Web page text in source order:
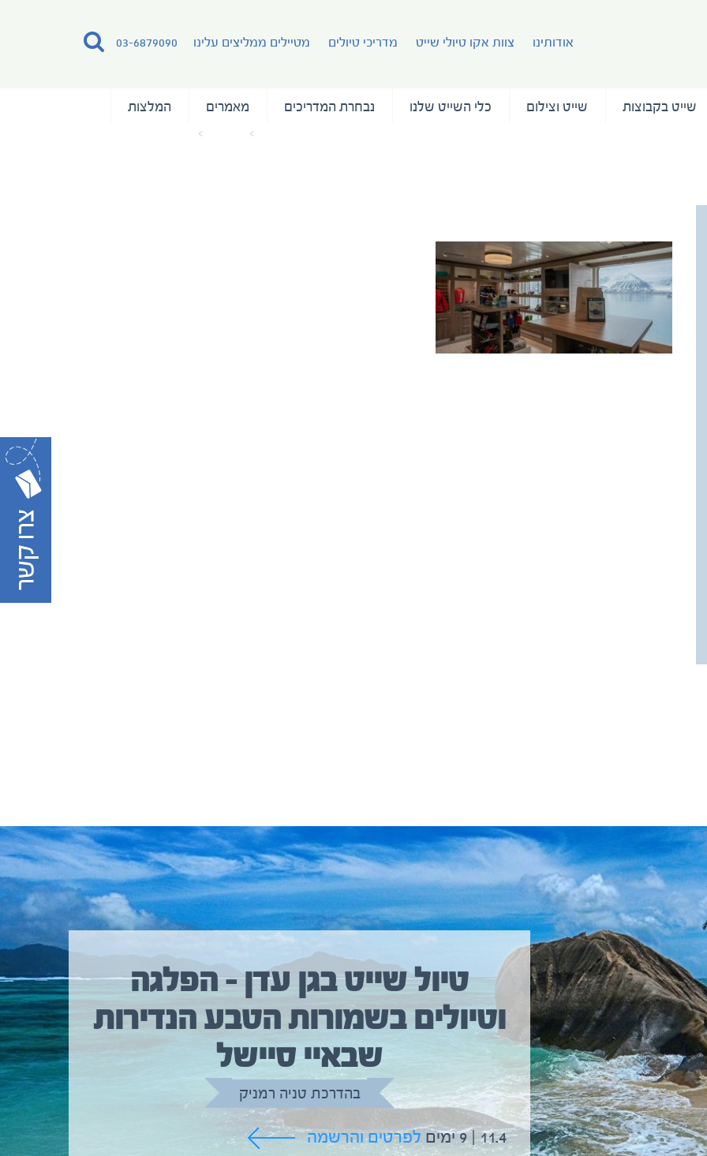
03-6879090 אודותינו צוות אקו טיולי שייט מדריכי טיולים מטיילים ממליצים עלינו
שייט בקבוצות שייט וצילום כלי השייט שלנו נבחרת המדריכים מאמרים המלצות
טיול שייט בגן עדן – הפלגה
וטיולים בשמורות הטבע הנדירות
שבאיי סיישל
בהדרכת טניה רמניק
11.4 | 9 ימים לפרטים והרשמה
טיול שייט מקיף איסלנד
בהדרכת גיל יניב
5.6 | 12 ימים לפרטים והרשמה